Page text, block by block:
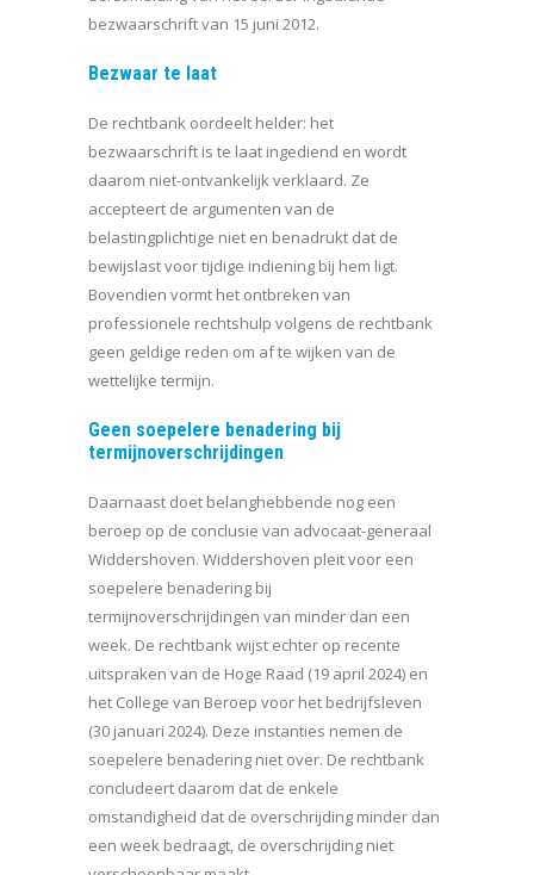
bezwaarschrift van 15 juni 2012.
Bezwaar te laat
De rechtbank oordeelt helder: het
bezwaarschrift is te laat ingediend en wordt
daarom niet-ontvankelijk verklaard. Ze
accepteert de argumenten van de
belastingplichtige niet en benadrukt dat de
bewijslast voor tijdige indiening bij hem ligt.
Bovendien vormt het ontbreken van
professionele rechtshulp volgens de rechtbank
geen geldige reden om af te wijken van de
wettelijke termijn.
Geen soepelere benadering bij
termijnoverschrijdingen
Daarnaast doet belanghebbende nog een
beroep op de conclusie van advocaat-generaal
Widdershoven. Widdershoven pleit voor een
soepelere benadering bij
termijnoverschrijdingen van minder dan een
week. De rechtbank wijst echter op recente
uitspraken van de Hoge Raad (19 april 2024) en
het College van Beroep voor het bedrijfsleven
(30 januari 2024). Deze instanties nemen de
soepelere benadering niet over. De rechtbank
concludeert daarom dat de enkele
omstandigheid dat de overschrijding minder dan
een week bedraagt, de overschrijding niet